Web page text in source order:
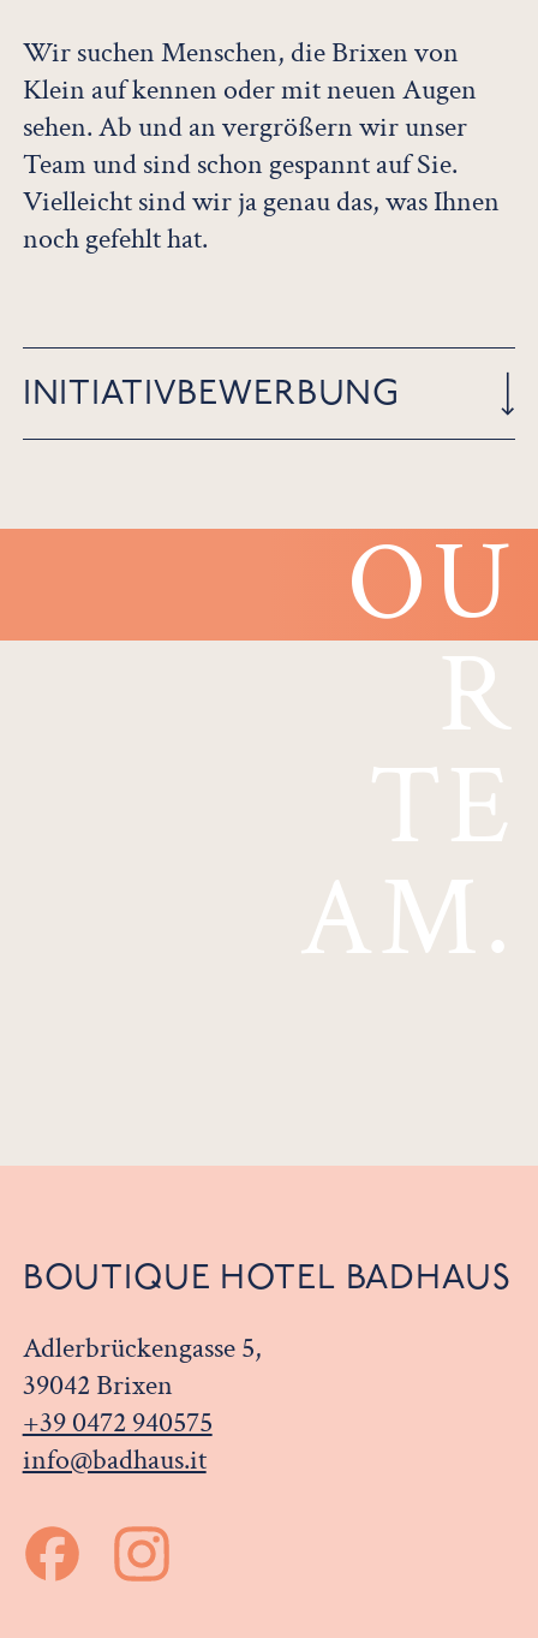
Wir suchen Menschen, die Brixen von
Klein auf kennen oder mit neuen Augen
sehen. Ab und an vergrößern wir unser
Team und sind schon gespannt auf Sie.
Vielleicht sind wir ja genau das, was Ihnen
noch gefehlt hat.
INITIATIVBEWERBUNG
werden, das mit viel Leidenschaft und
Liebe zum Detail unvergessliche
Aufenthalte für seine Gäste schafft? Dann
freuen wir uns darauf, Sie kennenzulernen!
OU
R
TE
AM.
BOUTIQUE HOTEL BADHAUS
Adlerbrückengasse 5,
39042 Brixen
+39 0472 940575
info@badhaus.it